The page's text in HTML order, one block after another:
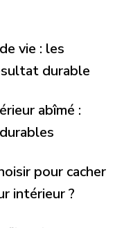
vie : les
durable
abîmé :
pour cacher
intérieur ?